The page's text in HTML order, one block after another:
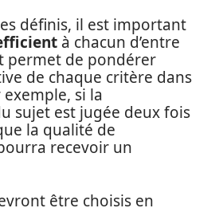
définis, il est important
à chacun d’entre
permet de pondérer
de chaque critère dans
si la
sujet est jugée deux fois
la qualité de
recevoir un
être choisis en